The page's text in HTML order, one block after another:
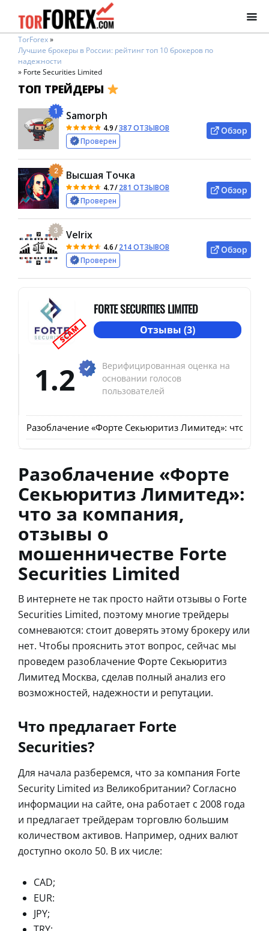
TorForex»
Лучшие брокеры в России: рейтинг топ 10 брокеров по
надежности
» Forte Securities Limited
ТОП ТРЕЙДЕРЫ
1 Samorph
4.9/387 ОТЗЫВОВ
Проверен
Обзор
2 Высшая Точка
4.7/281 ОТЗЫВОВ
Проверен
Обзор
3 Velrix
4.6/214 ОТЗЫВОВ
Проверен
Обзор
SCAM
FORTE SECURITIES LIMITED
Отзывы (3)
1.2
Верифицированная оценка на
основании голосов
пользователей
Разоблачение «Форте Секьюритиз Лимитед»: что за
Разоблачение «Форте
Секьюритиз Лимитед»:
что за компания,
отзывы о
мошенничестве Forte
Securities Limited
В интернете не так просто найти отзывы о Forte
Securities Limited, поэтому многие трейдеры
сомневаются: стоит доверять этому брокеру или
нет. Чтобы прояснить этот вопрос, сейчас мы
проведем разоблачение Форте Секьюритиз
Лимитед Москва, сделав полный анализ его
возможностей, надежности и репутации.
Что предлагает Forte
Securities?
Для начала разберемся, что за компания Forte
Security Limited из Великобритании? Согласно
информации на сайте, она работает с 2008 года
и предлагает трейдерам торговлю большим
количеством активов. Например, одних валют
доступно около 50. В их числе:
CAD;
EUR:
JPY;